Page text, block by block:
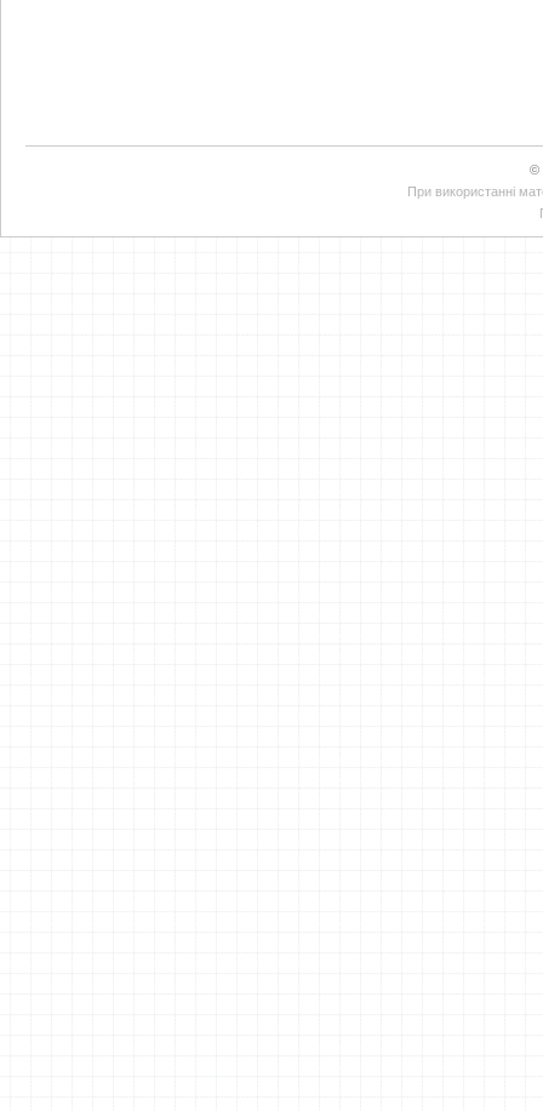
©
При використанні